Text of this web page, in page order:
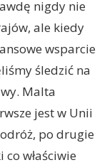
nigdy nie
ale kiedy
wsparcie
śledzić na
Malta
jest w Unii
po drugie
właściwie